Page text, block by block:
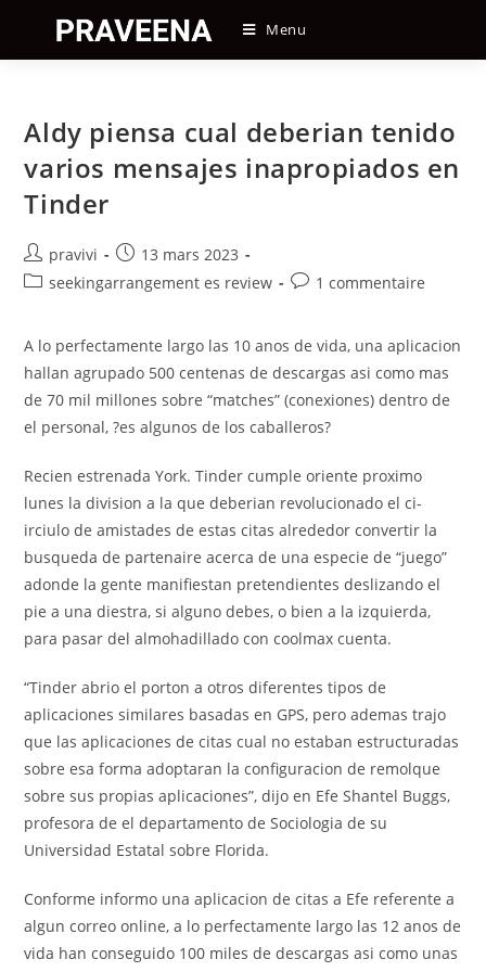
content
Menu
Aldy piensa cual deberian tenido
varios mensajes inapropiados en
Tinder
Auteur/autrice
de
pravivi
Post
published:
13 mars 2023
Postseekingarrangement es review
Post1 commentaire
A lo perfectamente largo las 10 anos de vida, una aplicacion
hallan agrupado 500 centenas de descargas asi­ como mas
de 70 mil millones sobre “matches” (conexiones) dentro de
el personal, ?es algunos de los caballeros?
Recien estrenada York. Tinder cumple oriente proximo
lunes la division a la que deberian revolucionado el ci­
irciulo de amistades de estas citas alrededor convertir la
busqueda de partenaire acerca de una especie de “juego”
adonde la gente manifiestan pretendientes deslizando el
pie a una diestra, si alguno debes, o bien a la izquierda,
para pasar del almohadillado con coolmax cuenta.
“Tinder abrio el porton a otros diferentes tipos de
aplicaciones similares basadas en GPS, pero ademas trajo
que las aplicaciones de citas cual no estaban estructuradas
sobre esa forma adoptaran la configuracion de remolque
sobre sus propias aplicaciones”, dijo en Efe Shantel Buggs,
profesora de el departamento de Sociologia de su
Universidad Estatal sobre Florida.
Conforme informo una aplicacion de citas a Efe referente a
algun correo online, a lo perfectamente largo las 12 anos de
vida han conseguido 100 miles de descargas asi­ como unas